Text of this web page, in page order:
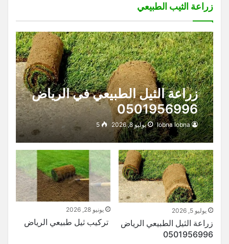
زراعة الثيب الطبيعي
زراعة الثيل الطبيعي في الرياض
0501956996
lobna lobna يوليو 8, 2026 5
يوليو 5, 2026
زراعة الثيل الطبيعي الرياض
0501956996
يونيو 28, 2026
تركيب ثيل طبيعي الرياض